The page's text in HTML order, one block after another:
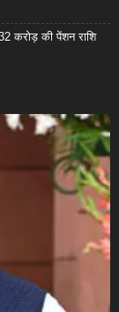
करोड़ की पेंशन राशि